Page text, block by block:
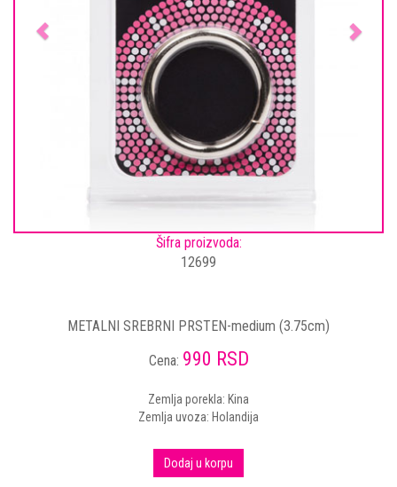
Šifra proizvoda:
12699
METALNI SREBRNI PRSTEN-medium (3.75cm)
Cena: 990 RSD
Zemlja porekla: Kina
Zemlja uvoza: Holandija
Dodaj u korpu